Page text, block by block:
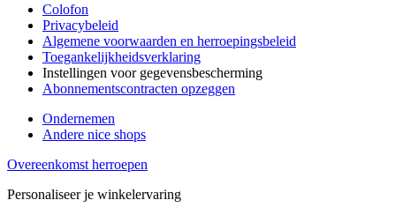
Colofon
Privacybeleid
Algemene voorwaarden en herroepingsbeleid
Toegankelijkheidsverklaring
Instellingen voor gegevensbescherming
Abonnementscontracten opzeggen
Ondernemen
Andere nice shops
Overeenkomst herroepen
Personaliseer je winkelervaring